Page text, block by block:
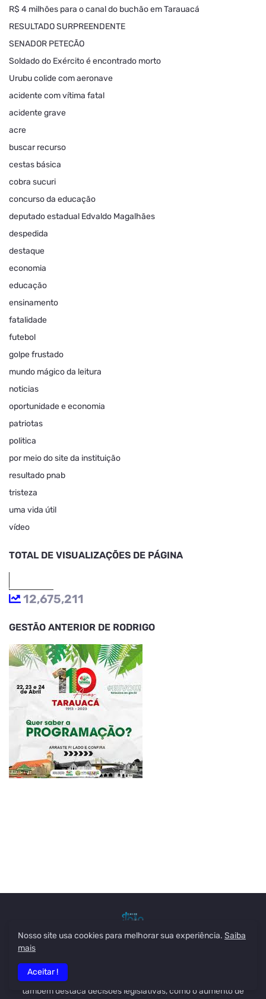
R$ 4 milhões para o canal do buchão em Tarauacá
RESULTADO SURPREENDENTE
SENADOR PETECÃO
Soldado do Exército é encontrado morto
Urubu colide com aeronave
acidente com vítima fatal
acidente grave
acre
buscar recurso
cestas básica
cobra sucuri
concurso da educação
deputado estadual Edvaldo Magalhães
despedida
destaque
economia
educação
ensinamento
fatalidade
futebol
golpe frustado
mundo mágico da leitura
noticias
oportunidade e economia
patriotas
politica
por meio do site da instituição
resultado pnab
tristeza
uma vida útil
vídeo
TOTAL DE VISUALIZAÇÕES DE PÁGINA
12,675,211
GESTÃO ANTERIOR DE RODRIGO
O site "João Rego" é um blog de notícias focado na cidade de
Tarauacá, no estado do Acre. Ele aborda temas locais, incluindo
política, economia e eventos importantes da região. O blog
também destaca decisões legislativas, como o aumento de
Nosso site usa cookies para melhorar sua experiência. Saiba
mais
Aceitar !